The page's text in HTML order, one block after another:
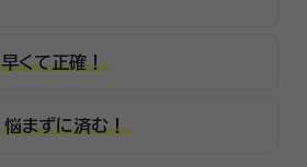
早くて正確！
悩まずに済む！